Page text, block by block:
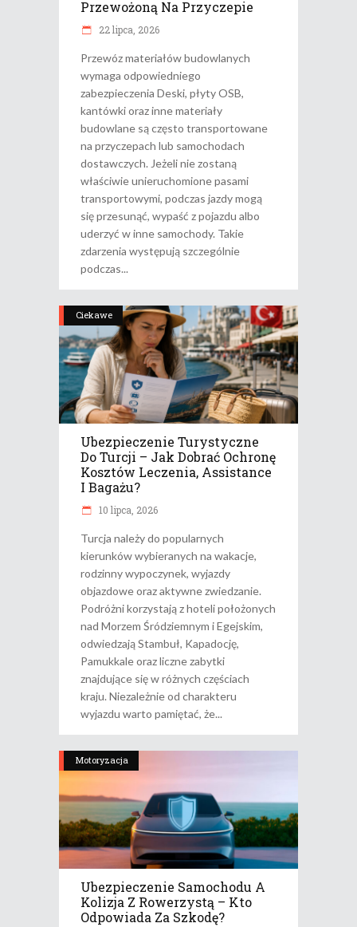
Przewożoną Na Przyczepie
22 lipca, 2026
Przewóz materiałów budowlanych
wymaga odpowiedniego
zabezpieczenia Deski, płyty OSB,
kantówki oraz inne materiały
budowlane są często transportowane
na przyczepach lub samochodach
dostawczych. Jeżeli nie zostaną
właściwie unieruchomione pasami
transportowymi, podczas jazdy mogą
się przesunąć, wypaść z pojazdu albo
uderzyć w inne samochody. Takie
zdarzenia występują szczególnie
podczas
Ciekawe
Ubezpieczenie Turystyczne
Do Turcji – Jak Dobrać Ochronę
Kosztów Leczenia, Assistance
I Bagażu?
10 lipca, 2026
Turcja należy do popularnych
kierunków wybieranych na wakacje,
rodzinny wypoczynek, wyjazdy
objazdowe oraz aktywne zwiedzanie.
Podróżni korzystają z hoteli położonych
nad Morzem Śródziemnym i Egejskim,
odwiedzają Stambuł, Kapadocję,
Pamukkale oraz liczne zabytki
znajdujące się w różnych częściach
kraju. Niezależnie od charakteru
wyjazdu warto pamiętać, że
Motoryzacja
Ubezpieczenie Samochodu A
Kolizja Z Rowerzystą – Kto
Odpowiada Za Szkodę?